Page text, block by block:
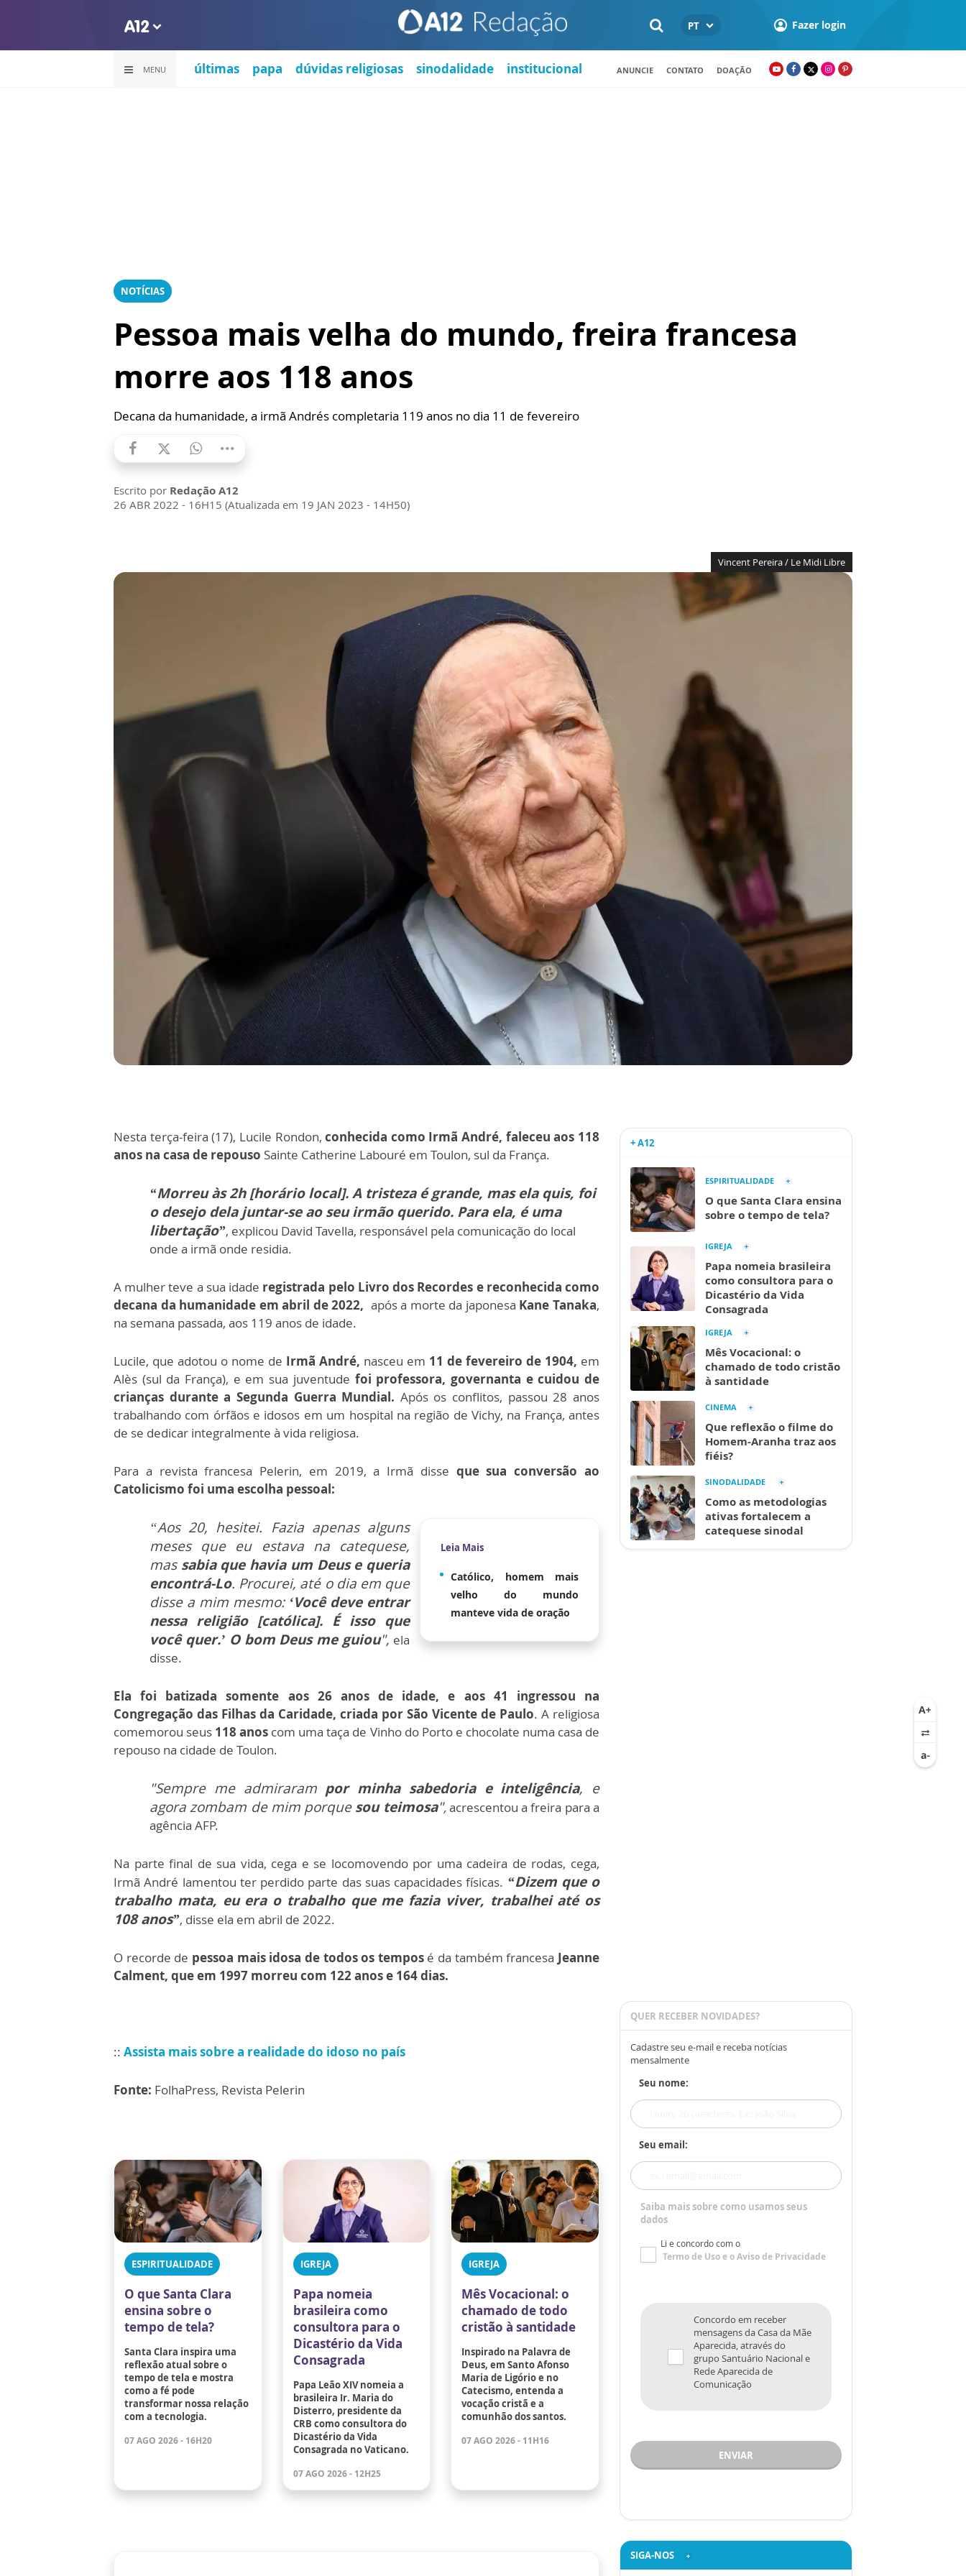
PT Fazer login
MENU últimas papa dúvidas religiosas sinodalidade institucional ANUNCIE CONTATO DOAÇÃO
NOTÍCIAS
Pessoa mais velha do mundo, freira francesa
morre aos 118 anos
Decana da humanidade, a irmã Andrés completaria 119 anos no dia 11 de fevereiro
Escrito por Redação A12
26 ABR 2022 - 16H15 (Atualizada em 19 JAN 2023 - 14H50)
Vincent Pereira / Le Midi Libre
Nesta terça-feira (17), Lucile Rondon,conhecida como Irmã André, faleceu aos 118
anos na casa de repouso Sainte Catherine Labouré em Toulon, sul da França.
“Morreu às 2h [horário local]. A tristeza é grande, mas ela quis, foi
o desejo dela juntar-se ao seu irmão querido. Para ela, é uma
libertação”, explicou David Tavella, responsável pela comunicação do local
onde a irmã onde residia.
A mulher teve a sua idade registrada pelo Livro dos Recordes e reconhecida como
decana da humanidade em abril de 2022, após a morte da japonesa Kane Tanaka,
na semana passada, aos 119 anos de idade.
Lucile, que adotou o nome de Irmã André, nasceu em 11 de fevereiro de 1904, em
Alès (sul da França), e em sua juventude foi professora, governanta e cuidou de
crianças durante a Segunda Guerra Mundial. Após os conflitos, passou 28 anos
trabalhando com órfãos e idosos em um hospital na região de Vichy, na França, antes
de se dedicar integralmente à vida religiosa.
Para a revista francesa Pelerin, em 2019, a Irmã disse que sua conversão ao
Catolicismo foi uma escolha pessoal:
Leia Mais
Católico, homem mais
velho do mundo
manteve vida de oração
“Aos 20, hesitei. Fazia apenas alguns
meses que eu estava na catequese,
massabia que havia um Deus e queria
encontrá-Lo. Procurei, até o dia em que
disse a mim mesmo:‘Você deve entrar
nessa religião [católica]. É isso que
você quer.’ O bom Deus me guiou", ela
disse.
Ela foi batizada somente aos 26 anos de idade, e aos 41 ingressou na
Congregação das Filhas da Caridade, criada por São Vicente de Paulo. A religiosa
comemorou seus 118 anos com uma taça de Vinho do Porto e chocolate numa casa de
repouso na cidade de Toulon.
"Sempre me admiraram por minha sabedoria e inteligência, e
agora zombam de mim porquesou teimosa",acrescentou a freira para a
agência AFP.
Na parte final de sua vida, cega e se locomovendo por uma cadeira de rodas, cega,
Irmã André lamentou ter perdido parte das suas capacidades físicas. “Dizem que o
trabalho mata, eu era o trabalho que me fazia viver, trabalhei até os
108 anos”, disse ela em abril de 2022.
O recorde de pessoa mais idosa de todos os tempos é da também francesa Jeanne
Calment, que em 1997 morreu com 122 anos e 164 dias.
:: Assista mais sobre a realidade do idoso no país
Fonte: FolhaPress, Revista Pelerin
ESPIRITUALIDADE
O que Santa Clara
ensina sobre o
tempo de tela?
Santa Clara inspira uma
reflexão atual sobre o
tempo de tela e mostra
como a fé pode
transformar nossa relação
com a tecnologia.
07 AGO 2026 - 16H20
IGREJA
Papa nomeia
brasileira como
consultora para o
Dicastério da Vida
Consagrada
Papa Leão XIV nomeia a
brasileira Ir. Maria do
Disterro, presidente da
CRB como consultora do
Dicastério da Vida
Consagrada no Vaticano.
07 AGO 2026 - 12H25
IGREJA
Mês Vocacional: o
chamado de todo
cristão à santidade
Inspirado na Palavra de
Deus, em Santo Afonso
Maria de Ligório e no
Catecismo, entenda a
vocação cristã e a
comunhão dos santos.
07 AGO 2026 - 11H16
+ A12
ESPIRITUALIDADE
O que Santa Clara ensina
sobre o tempo de tela?
IGREJA
Papa nomeia brasileira
como consultora para o
Dicastério da Vida
Consagrada
IGREJA
Mês Vocacional: o
chamado de todo cristão
à santidade
CINEMA
Que reflexão o filme do
Homem-Aranha traz aos
fiéis?
SINODALIDADE
Como as metodologias
ativas fortalecem a
catequese sinodal
QUER RECEBER NOVIDADES?
Cadastre seu e-mail e receba notícias
mensalmente
Seu nome:
Seu email:
Saiba mais sobre como usamos seus
dados
Li e concordo com o
Termo de Usoe oAviso de Privacidade
Concordo em receber
mensagens da Casa da Mãe
Aparecida, através do
grupo Santuário Nacional e
Rede Aparecida de
Comunicação
ENVIAR
SIGA-NOS